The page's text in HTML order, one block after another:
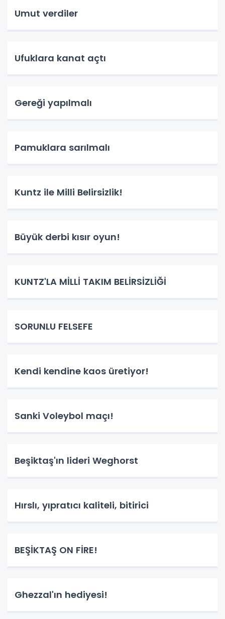
Umut verdiler
Ufuklara kanat açtı
Gereği yapılmalı
Pamuklara sarılmalı
Kuntz ile Milli Belirsizlik!
Büyük derbi kısır oyun!
KUNTZ'LA MİLLİ TAKIM BELİRSİZLİĞİ
SORUNLU FELSEFE
Kendi kendine kaos üretiyor!
Sanki Voleybol maçı!
Beşiktaş'ın lideri Weghorst
Hırslı, yıpratıcı kaliteli, bitirici
BEŞİKTAŞ ON FİRE!
Ghezzal'ın hediyesi!